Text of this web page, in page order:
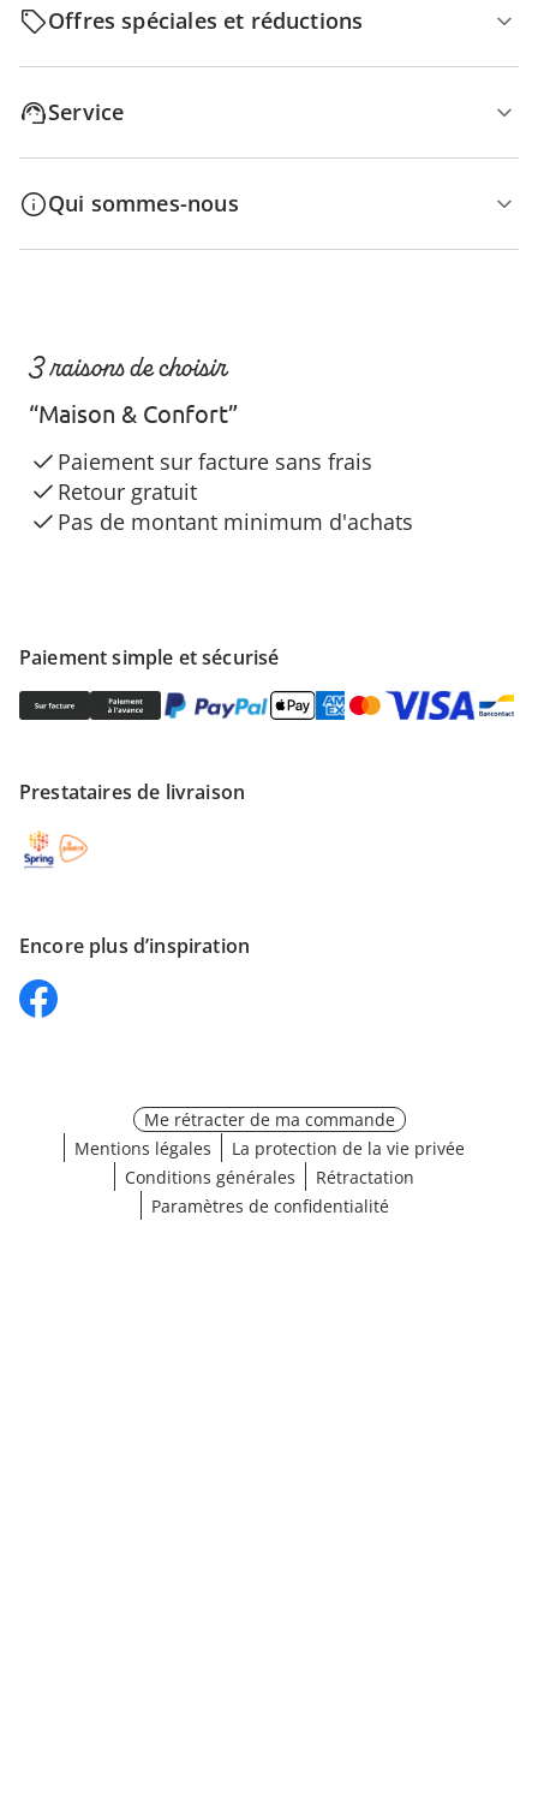
Offres spéciales et réductions
Service
Qui sommes-nous
Paiement simple et sécurisé
Prestataires de livraison
Encore plus d’inspiration
3 raisons de choisir
“Maison & Confort”
Paiement sur facture sans frais
Retour gratuit
Pas de montant minimum d'achats
Me rétracter de ma commande
Mentions légales
La protection de la vie privée
Conditions générales
Rétractation
Paramètres de confidentialité